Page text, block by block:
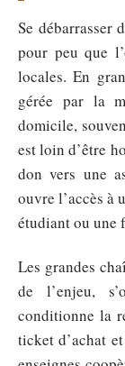
Se débarrasser
pour peu que
locales. En
gérée par la
domicile,
est loin d’être
don vers une
ouvre l’accès à
étudiant ou une
Les grandes
de l’enjeu,
conditionne la
ticket d’achat